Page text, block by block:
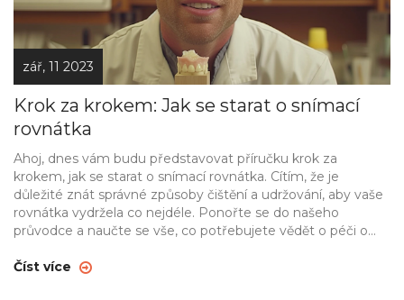
zář, 11 2023
Krok za krokem: Jak se starat o snímací
rovnátka
Ahoj, dnes vám budu představovat příručku krok za
krokem, jak se starat o snímací rovnátka. Cítím, že je
důležité znát správné způsoby čištění a udržování, aby vaše
rovnátka vydržela co nejdéle. Ponořte se do našeho
průvodce a naučte se vše, co potřebujete vědět o péči o
nadšená, ale dentální hygiena je tak důležitá!
Číst více